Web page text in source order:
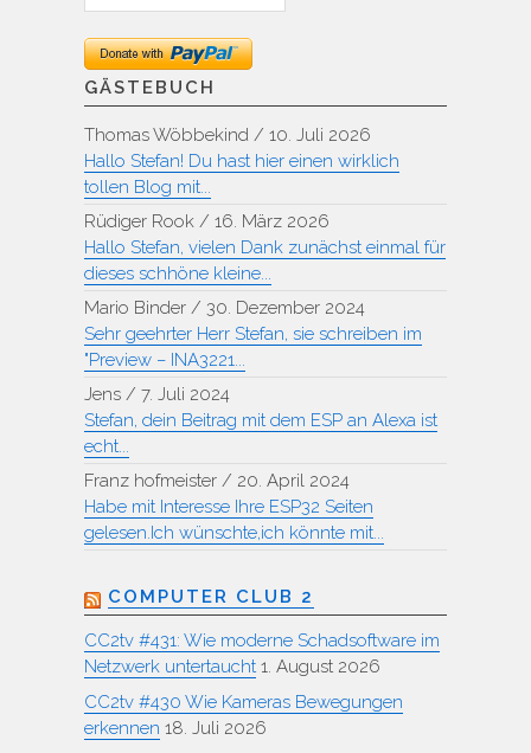
GÄSTEBUCH
Thomas Wöbbekind / 10. Juli 2026
Hallo Stefan! Du hast hier einen wirklich
tollen Blog mit...
Rüdiger Rook / 16. März 2026
Hallo Stefan, vielen Dank zunächst einmal für
dieses schhöne kleine...
Mario Binder / 30. Dezember 2024
Sehr geehrter Herr Stefan, sie schreiben im
"Preview – INA3221...
Jens / 7. Juli 2024
Stefan, dein Beitrag mit dem ESP an Alexa ist
echt...
Franz hofmeister / 20. April 2024
Habe mit Interesse Ihre ESP32 Seiten
gelesen.Ich wünschte,ich könnte mit...
COMPUTER CLUB 2
CC2tv #431: Wie moderne Schadsoftware im
Netzwerk untertaucht 1. August 2026
CC2tv #430 Wie Kameras Bewegungen
erkennen 18. Juli 2026